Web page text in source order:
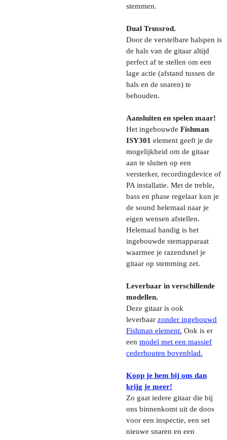
stemmen.
Dual Trussrod.
Door de verstelbare halspen is
de hals van de gitaar altijd
perfect af te stellen om een
lage actie (afstand tussen de
hals en de snaren) te
behouden.
Aansluiten en spelen maar!
Het ingebouwde Fishman
ISY301 element geeft je de
mogelijkheid om de gitaar
aan te sluiten op een
versterker, recordingdevice of
PA installatie. Met de treble,
bass en phase regelaar kun je
de sound helemaal naar je
eigen wensen afstellen.
Helemaal handig is het
ingebouwde stemapparaat
waarmee je razendsnel je
gitaar op stemming zet.
Leverbaar in verschillende
modellen.
Deze gitaar is ook
leverbaar zonder ingebouwd
Fishman element. Ook is er
een model met een massief
cederhouten bovenblad.
Koop je hem bij ons dan
krijg je meer!
Zo gaat iedere gitaar die bij
ons binnenkomt uit de doos
voor een inspectie, een set
nieuwe snaren en een